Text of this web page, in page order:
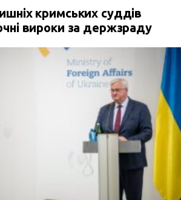
кримських суддів
вироки за держзраду